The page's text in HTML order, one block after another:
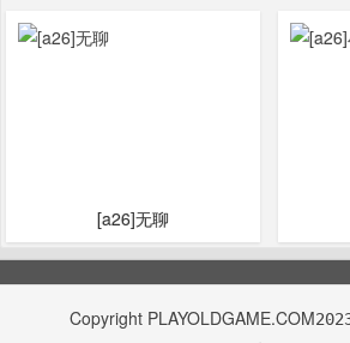
[a26]无聊
Copyright PLAYOLDGAME.COM